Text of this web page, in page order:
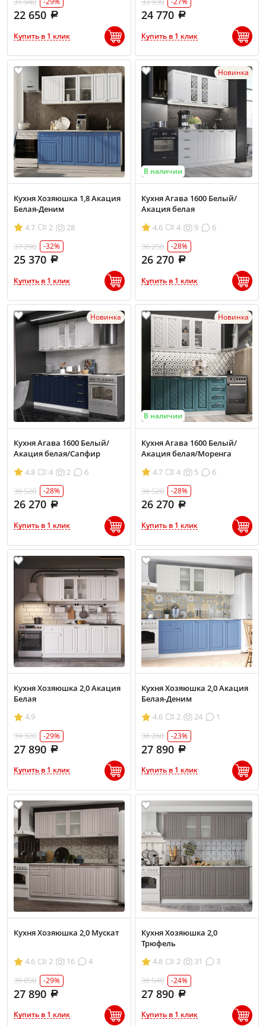
22 650
Купить в 1 клик
24 770
Купить в 1 клик
Кухня Хозяюшка 1,8 Акация
Белая-Деним
4.7
2
28
37 290
-32%
25 370
Купить в 1 клик
Новинка
В наличии
Кухня Агава 1600 Белый/
Акация белая
4.6
4 9
6
36 250
-28%
26 270
Купить в 1 клик
Новинка
Кухня Агава 1600 Белый/
Акация белая/Сапфир
4.8
4 2
6
36 520
-28%
26 270
Купить в 1 клик
Новинка
В наличии
Кухня Агава 1600 Белый/
Акация белая/Моренга
4.7
4 5
6
36 520
-28%
26 270
Купить в 1 клик
Кухня Хозяюшка 2,0 Акация
Белая
4.9
39 320
-29%
27 890
Купить в 1 клик
Кухня Хозяюшка 2,0 Акация
Белая-Деним
4.6
2 24
1
36 260
-23%
27 890
Купить в 1 клик
Кухня Хозяюшка 2,0 Мускат
4.6 2 16
4
39 050
-29%
27 890
Купить в 1 клик
Кухня Хозяюшка 2,0
Трюфель
4.8
2 31
3
36 540
-24%
27 890
Купить в 1 клик